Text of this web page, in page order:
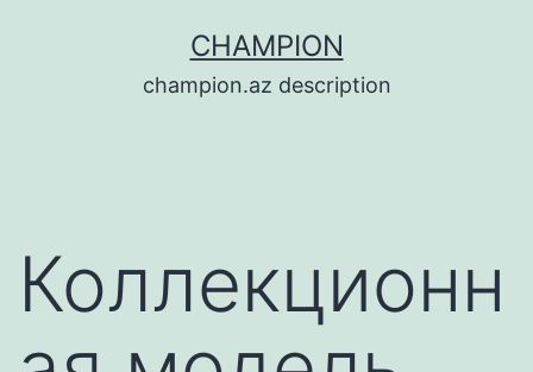
содержимому
CHAMPION
champion.az description
Коллекционн